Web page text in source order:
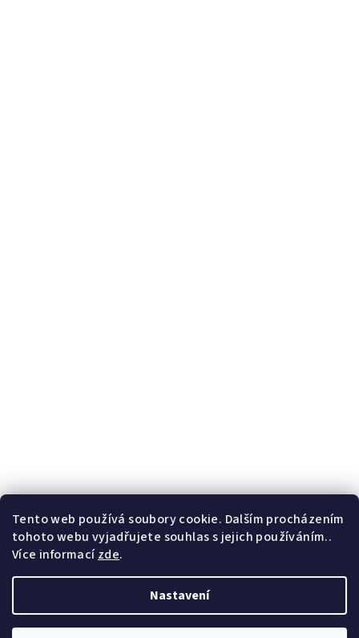
Tento web používá soubory cookie. Dalším procházením
tohoto webu vyjadřujete souhlas s jejich používáním..
Více informacízde.
Nastavení